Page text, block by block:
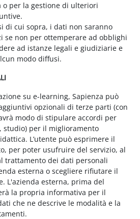
per la gestione di ulteriori
di cui sopra, i dati non saranno
se non per ottemperare ad obblighi
ad istanze legali e giudiziarie e
modo diffusi.
su e-learning, Sapienza può
opzionali di terze parti (con
modo di stipulare accordi per
studio) per il miglioramento
L’utente può esprimere il
per poter usufruire del servizio, al
trattamento dei dati personali
esterna o scegliere rifiutare il
L'azienda esterna, prima del
la propria informativa per il
che ne descrive le modalità e la